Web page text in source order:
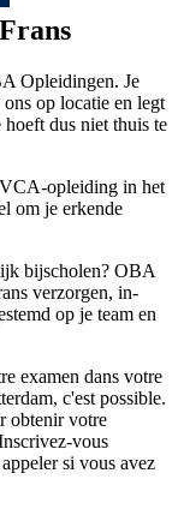
Opleidingen. Je
op locatie en legt
dus niet thuis te
opleiding in het
om je erkende
bijscholen? OBA
verzorgen, in-
op je team en
examen dans votre
c'est possible.
obtenir votre
vous
si vous avez